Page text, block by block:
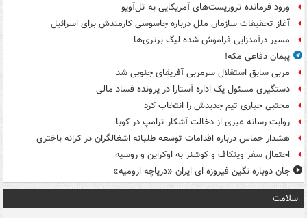
ورود فرمانده تروریست‌های آمریکایی به تل‌آویو
آغاز تحقیقات سازمان ملل درباره جاسوسی کارمندش برای اسرائیل
مسیر درآمدزایی فراموش شده لیگ برتری‌ها
پیمان دفاعی مکه!
مربی سابق استقلال سرمربی آفریقای جنوبی شد
دستگیری مسئول یک اداره آستارا در پرونده فساد مالی
مجتبی جباری تیم جدیدش را انتخاب کرد
روایت رسانه عبری از دخالت آشکار ترامپ در کوبا
هشدار حماس درباره اقدامات توسعه طلبانه اشغالگران در کرانه باختری
احتمال سفر ویتکاف و کوشنر به اوکراین و روسیه
جان دوباره نگین فیروزه ای ایران «دریاچه ارومیه»
سلامت